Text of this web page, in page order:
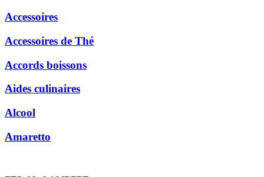
Accessoires
Accessoires de Thé
Accords boissons
Aides culinaires
Alcool
Amaretto